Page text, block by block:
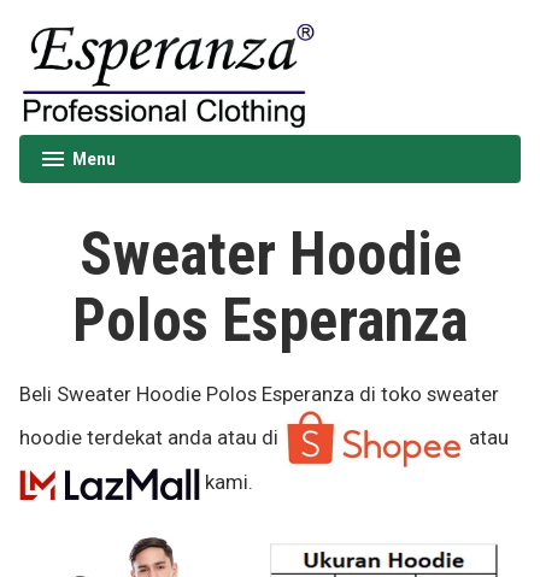
content
Esperanza
Menu
expanded
collapsed
Sweater Hoodie
Polos Esperanza
Beli Sweater Hoodie Polos Esperanza di toko sweater
hoodie terdekat anda atau di
atau
kami.